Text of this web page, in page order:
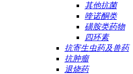
其他抗菌
喹诺酮类
磺胺类药物
四环素
抗寄生虫药及兽药
抗肿瘤
退烧药